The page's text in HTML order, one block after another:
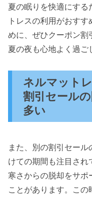
夏の眠りを快適にする
トレスの利用がおす
めに、ぜひクーポン割
夏の夜も心地よく過ご
ネルマット
割引セール
多い
また、別の割引セー
けての期間も注目さ
寒さからの脱却をサポ
ことがあります。こ